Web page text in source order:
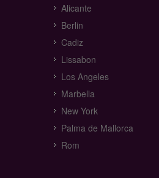
Alicante
Berlin
Cadiz
Lissabon
Los Angeles
Marbella
New York
Palma de Mallorca
Rom